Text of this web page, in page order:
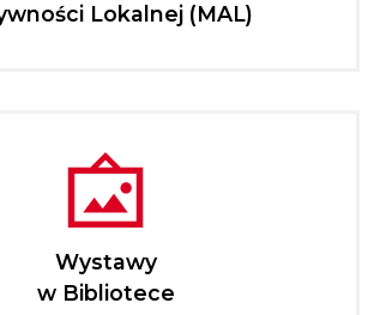
Lokalnej (MAL)
Wystawy
w Bibliotece